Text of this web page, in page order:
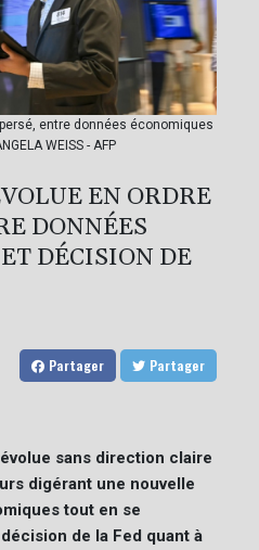
entre données économiques
WEISS - AFP
EN ORDRE
DONNÉES
DÉCISION DE
Partager Partager
sans direction claire
digérant une nouvelle
tout en se
de la Fed quant à